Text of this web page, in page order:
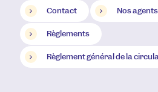
Contact Nos
Règlements
Règlement général de la